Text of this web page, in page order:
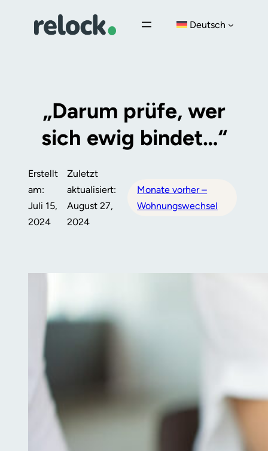
Deutsch
„Darum prüfe, wer
sich ewig bindet…“
Erstellt
am:
Juli 15,
2024
Zuletzt
aktualisiert:
August 27,
2024
Monate vorher –
Wohnungswechsel